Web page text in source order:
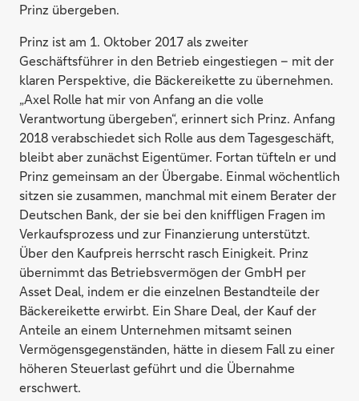
Prinz übergeben.
Prinz ist am 1. Oktober 2017 als zweiter
Geschäftsführer in den Betrieb eingestiegen – mit der
klaren Perspektive, die Bäckereikette zu übernehmen.
„Axel Rolle hat mir von Anfang an die volle
Verantwortung übergeben“, erinnert sich Prinz. Anfang
2018 verabschiedet sich Rolle aus dem Tagesgeschäft,
bleibt aber zunächst Eigentümer. Fortan tüfteln er und
Prinz gemeinsam an der Übergabe. Einmal wöchentlich
sitzen sie zusammen, manchmal mit einem Berater der
Deutschen Bank, der sie bei den kniffligen Fragen im
Verkaufsprozess und zur Finanzierung unterstützt.
Über den Kaufpreis herrscht rasch Einigkeit. Prinz
übernimmt das Betriebsvermögen der GmbH per
Asset Deal, indem er die einzelnen Bestandteile der
Bäckereikette erwirbt. Ein Share Deal, der Kauf der
Anteile an einem Unternehmen mitsamt seinen
Vermögensgegenständen, hätte in diesem Fall zu einer
höheren Steuerlast geführt und die Übernahme
erschwert.